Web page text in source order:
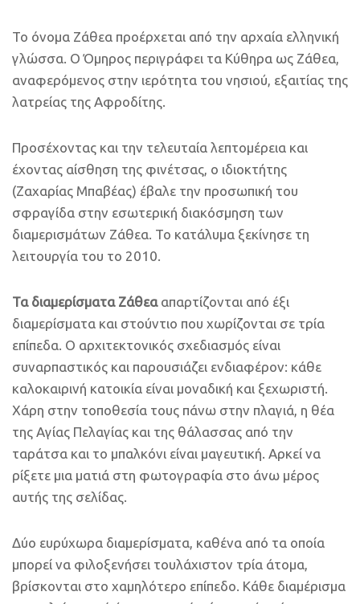
Το όνομα Ζάθεα προέρχεται από την αρχαία ελληνική
γλώσσα. Ο Όμηρος περιγράφει τα Κύθηρα ως Ζάθεα,
αναφερόμενος στην ιερότητα του νησιού, εξαιτίας της
λατρείας της Αφροδίτης.
Προσέχοντας και την τελευταία λεπτομέρεια και
έχοντας αίσθηση της φινέτσας, ο ιδιοκτήτης
(Ζαχαρίας Μπαβέας) έβαλε την προσωπική του
σφραγίδα στην εσωτερική διακόσμηση των
διαμερισμάτων Ζάθεα. Το κατάλυμα ξεκίνησε τη
λειτουργία του το 2010.
Τα διαμερίσματα Ζάθεα απαρτίζονται από έξι
διαμερίσματα και στούντιο που χωρίζονται σε τρία
επίπεδα. Ο αρχιτεκτονικός σχεδιασμός είναι
συναρπαστικός και παρουσιάζει ενδιαφέρον: κάθε
καλοκαιρινή κατοικία είναι μοναδική και ξεχωριστή.
Χάρη στην τοποθεσία τους πάνω στην πλαγιά, η θέα
της Αγίας Πελαγίας και της θάλασσας από την
ταράτσα και το μπαλκόνι είναι μαγευτική. Αρκεί να
ρίξετε μια ματιά στη φωτογραφία στο άνω μέρος
αυτής της σελίδας.
Δύο ευρύχωρα διαμερίσματα, καθένα από τα οποία
μπορεί να φιλοξενήσει τουλάχιστον τρία άτομα,
βρίσκονται στο χαμηλότερο επίπεδο. Κάθε διαμέρισμα